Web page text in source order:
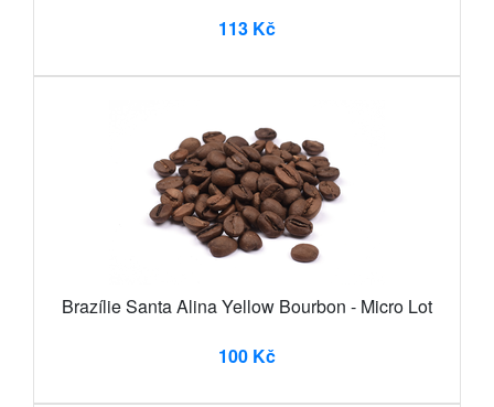
113 Kč
Brazílie Santa Alina Yellow Bourbon - Micro Lot
100 Kč